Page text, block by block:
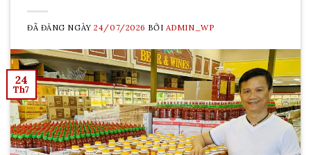
ĐÃ ĐĂNG NGÀY24/07/2026 BỞI ADMIN_WP
24
Th7